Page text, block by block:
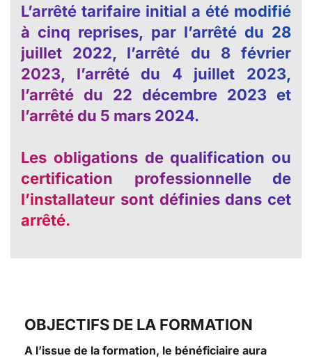
L’arrêté tarifaire initial a été modifié
à cinq reprises, par l’arrêté du 28
juillet 2022, l’arrêté du 8 février
2023, l’arrêté du 4 juillet 2023,
l’arrêté du 22 décembre 2023 et
l’arrêté du 5 mars 2024.
Les obligations de qualification ou
certification professionnelle de
l’installateur sont définies dans cet
arrêté.
OBJECTIFS DE LA FORMATION
A l’issue de la formation, le bénéficiaire aura